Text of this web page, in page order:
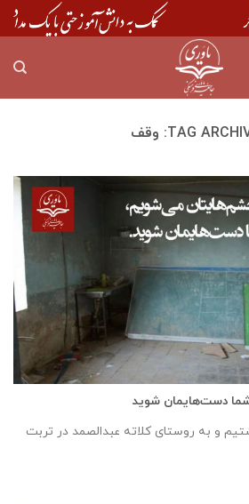
TAG وقف
دست‌هایمان شوید
و به روستای کلاته عبدالصمد در تربت